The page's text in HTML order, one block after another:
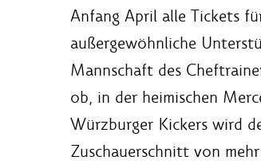
Anfang April alle Tickets
außergewöhnliche
Mannschaft des
ob, in der heimischen
Würzburger Kickers wird
Zuschauerschnitt von